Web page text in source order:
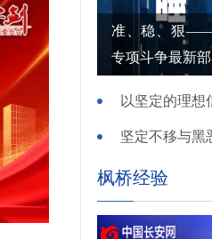
准、稳、狠——
专项斗争最新
枫桥经验